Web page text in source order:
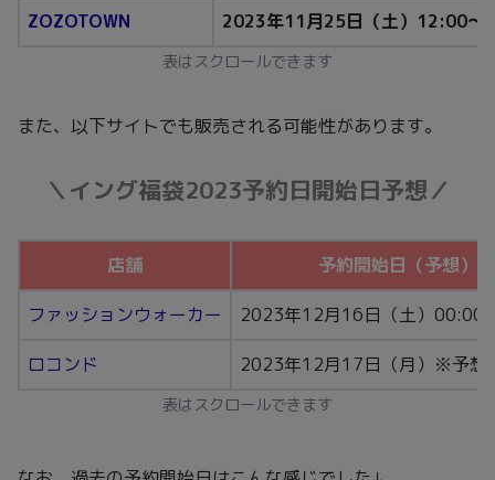
ZOZOTOWN 2023年11月25日（土）12:00～
表はスクロールできます
また、以下サイトでも販売される可能性があります。
＼イング福袋2023予約日開始日予想／
店舗 予約開始日（予想）
ファッションウォーカー 2023年12月16日（土）00:00
ロコンド 2023年12月17日（月）※予想
表はスクロールできます